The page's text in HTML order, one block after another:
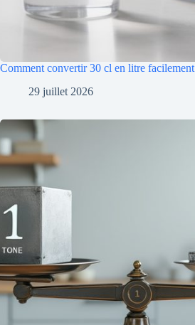
Comment convertir 30 cl en litre facilement
29 juillet 2026